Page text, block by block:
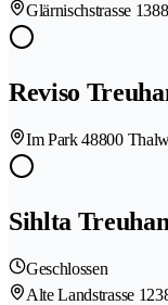
Glärnischstrasse 13
Reviso
Im Park 48800
Sihlta
Geschlossen
Alte Landstrasse 123